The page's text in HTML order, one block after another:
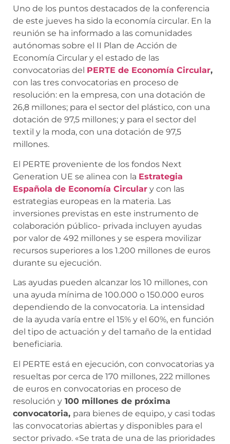
Uno de los puntos destacados de la conferencia
de este jueves ha sido la economía circular. En la
reunión se ha informado a las comunidades
autónomas sobre el II Plan de Acción de
Economía Circular y el estado de las
convocatorias del PERTE de Economía Circular,
con las tres convocatorias en proceso de
resolución: en la empresa, con una dotación de
26,8 millones; para el sector del plástico, con una
dotación de 97,5 millones; y para el sector del
textil y la moda, con una dotación de 97,5
millones.
El PERTE proveniente de los fondos Next
Generation UE se alinea con la Estrategia
Española de Economía Circular y con las
estrategias europeas en la materia. Las
inversiones previstas en este instrumento de
colaboración público- privada incluyen ayudas
por valor de 492 millones y se espera movilizar
recursos superiores a los 1.200 millones de euros
durante su ejecución.
Las ayudas pueden alcanzar los 10 millones, con
una ayuda mínima de 100.000 o 150.000 euros
dependiendo de la convocatoria. La intensidad
de la ayuda varía entre el 15% y el 60%, en función
del tipo de actuación y del tamaño de la entidad
beneficiaria.
El PERTE está en ejecución, con convocatorias ya
resueltas por cerca de 170 millones, 222 millones
de euros en convocatorias en proceso de
resolución y 100 millones de próxima
convocatoria, para bienes de equipo, y casi todas
las convocatorias abiertas y disponibles para el
sector privado. «Se trata de una de las prioridades